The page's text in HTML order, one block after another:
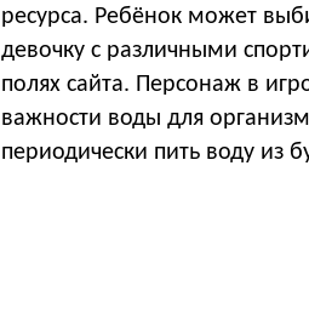
ресурса. Ребёнок может
девочку с различными
полях сайта. Персонаж в
важности воды для
периодически пить воду из